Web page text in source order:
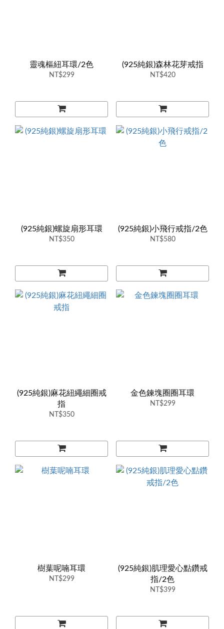
靈魂樞紐耳環/2色
NT$299
(925純銀)森林花芽戒指
NT$420
(925純銀)螺旋扇形耳環
NT$350
(925純銀)小飛行戒指/2色
NT$580
(925純銀)麻花紐繩細圈戒
指
NT$350
金色鍊塊圈圈耳環
NT$299
樹葉呢喃耳環
NT$299
(925純銀)肌理愛心點鑽戒
指/2色
NT$399